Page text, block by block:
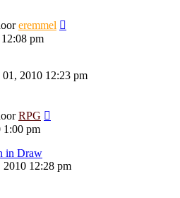
eremmel
pm
01, 2010 12:23 pm
RPG
1:00 pm
in Draw
2010 12:28 pm